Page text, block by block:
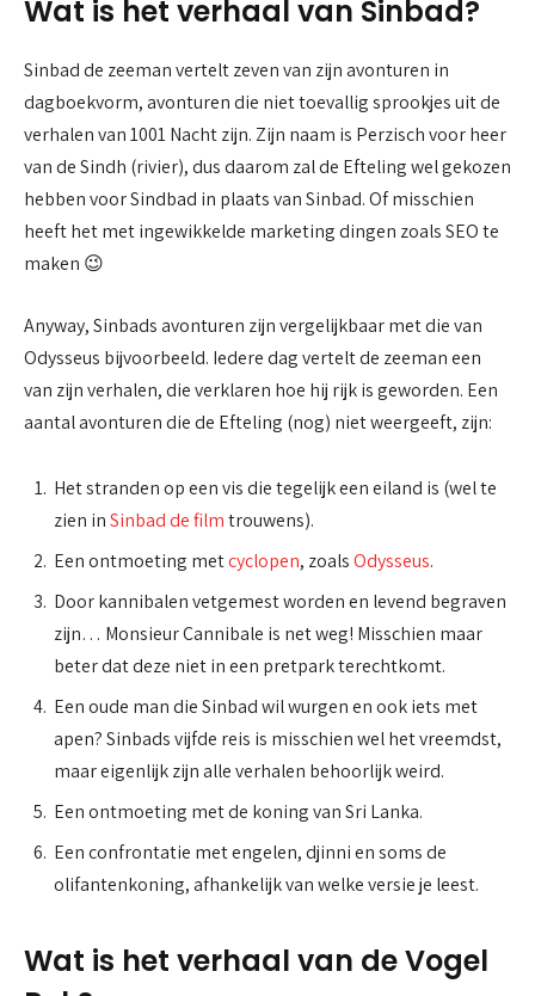
Wat is het verhaal van Sinbad?
Sinbad de zeeman vertelt zeven van zijn avonturen in
dagboekvorm, avonturen die niet toevallig sprookjes uit de
verhalen van 1001 Nacht zijn. Zijn naam is Perzisch voor heer
van de Sindh (rivier), dus daarom zal de Efteling wel gekozen
hebben voor Sindbad in plaats van Sinbad. Of misschien
heeft het met ingewikkelde marketing dingen zoals SEO te
maken 😉
Anyway, Sinbads avonturen zijn vergelijkbaar met die van
Odysseus bijvoorbeeld. Iedere dag vertelt de zeeman een
van zijn verhalen, die verklaren hoe hij rijk is geworden. Een
aantal avonturen die de Efteling (nog) niet weergeeft, zijn:
Het stranden op een vis die tegelijk een eiland is (wel te
zien inSinbad de filmtrouwens).
Een ontmoeting metcyclopen, zoalsOdysseus.
Door kannibalen vetgemest worden en levend begraven
zijn… Monsieur Cannibale is net weg! Misschien maar
beter dat deze niet in een pretpark terechtkomt.
Een oude man die Sinbad wil wurgen en ook iets met
apen? Sinbads vijfde reis is misschien wel het vreemdst,
maar eigenlijk zijn alle verhalen behoorlijk weird.
Een ontmoeting met de koning van Sri Lanka.
Een confrontatie met engelen, djinni en soms de
olifantenkoning, afhankelijk van welke versie je leest.
Wat is het verhaal van de Vogel